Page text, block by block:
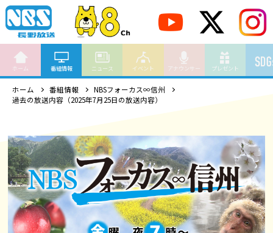
ホーム 番組情報 ニュース イベント アナウンサー プレゼント
ホーム 番組情報
NBSフォーカス∞信州
過去の放送内容（2025年7月25日の放送内容）